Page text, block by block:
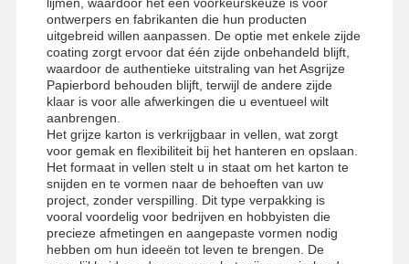
ontwerpers en fabrikanten die hun producten
uitgebreid willen aanpassen. De optie met enkele zijde
coating zorgt ervoor dat één zijde onbehandeld blijft,
waardoor de authentieke uitstraling van het Asgrijze
Papierbord behouden blijft, terwijl de andere zijde
klaar is voor alle afwerkingen die u eventueel wilt
aanbrengen.
Het grijze karton is verkrijgbaar in vellen, wat zorgt
voor gemak en flexibiliteit bij het hanteren en opslaan.
Het formaat in vellen stelt u in staat om het karton te
snijden en te vormen naar de behoeften van uw
project, zonder verspilling. Dit type verpakking is
vooral voordelig voor bedrijven en hobbyisten die
precieze afmetingen en aangepaste vormen nodig
hebben om hun ideeën tot leven te brengen. De